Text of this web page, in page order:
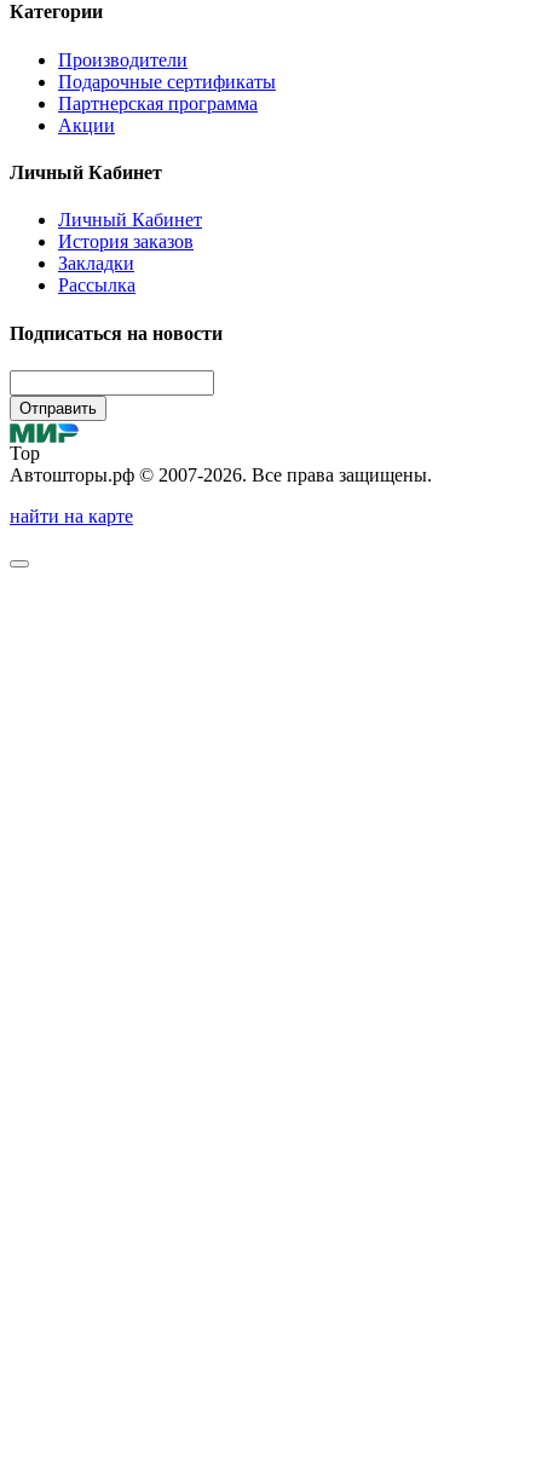
Категории
Производители
Подарочные сертификаты
Партнерская программа
Акции
Личный Кабинет
Личный Кабинет
История заказов
Закладки
Рассылка
Подписаться на новости
Отправить
Top
Автошторы.рф © 2007-2026. Все права защищены.
найти на карте